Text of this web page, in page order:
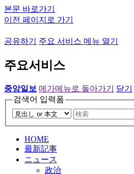
본문 바로가기
이전 페이지로 가기
공유하기 주요 서비스 메뉴 열기
주요서비스
중앙일보 메가메뉴로 돌아가기
닫기
검색어 입력폼
HOME
最新記事
ニュース
政治